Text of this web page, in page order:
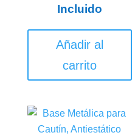
Incluido
Añadir al
carrito